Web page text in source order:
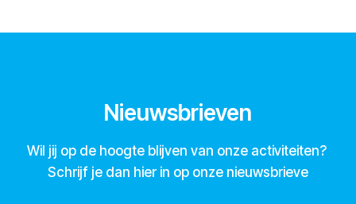
Nieuwsbrieven
Wil jij op de hoogte blijven van onze activiteiten?
Schrijf je dan hier in op onze nieuwsbrieve